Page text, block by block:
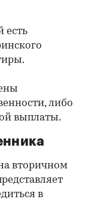
есть
либо
выплаты.
вторичном
в